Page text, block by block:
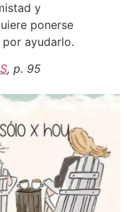
y
ponerse
ayudarlo.
, p. 95